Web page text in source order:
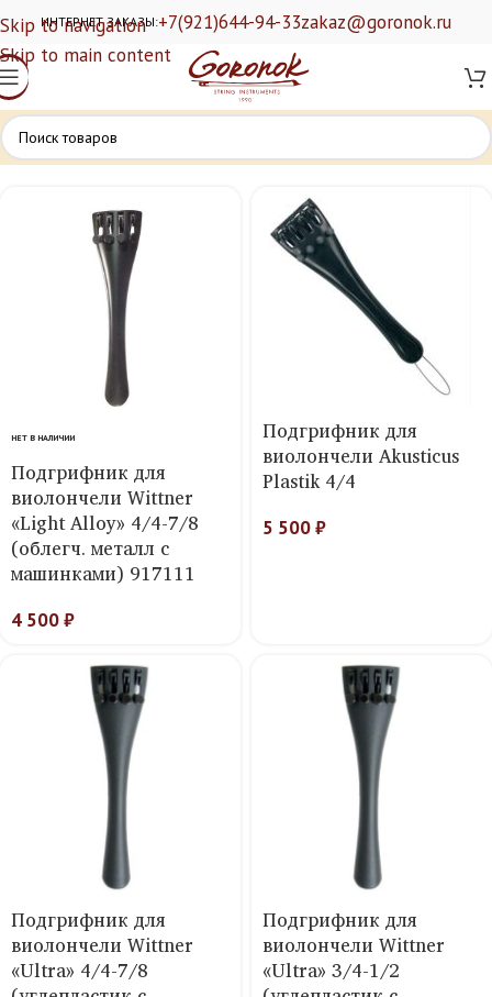
Skip to navigation
Skip to main content
ИНТЕРНЕТ ЗАКАЗЫ:+7(921)644-94-33zakaz@goronok.ru
НЕТ В НАЛИЧИИ
Подгрифник для
виолончели Wittner
«Light Alloy» 4/4-7/8
(облегч. металл с
машинками) 917111
4 500₽
Подгрифник для
виолончели Akusticus
Plastik 4/4
5 500₽
Подгрифник для
виолончели Wittner
«Ultra» 4/4-7/8
Подгрифник для
виолончели Wittner
«Ultra» 3/4-1/2